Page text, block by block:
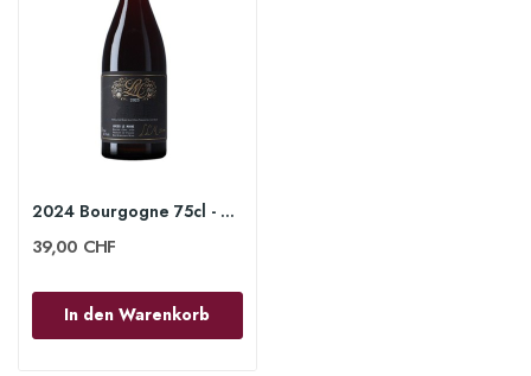
2024 Bourgogne 75cl - Lucien le Moine
39,00 CHF
In den Warenkorb